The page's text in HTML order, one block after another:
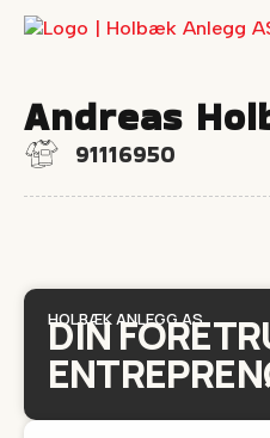
Andreas
91116950
HOLBÆK ANLEGG AS
DIN